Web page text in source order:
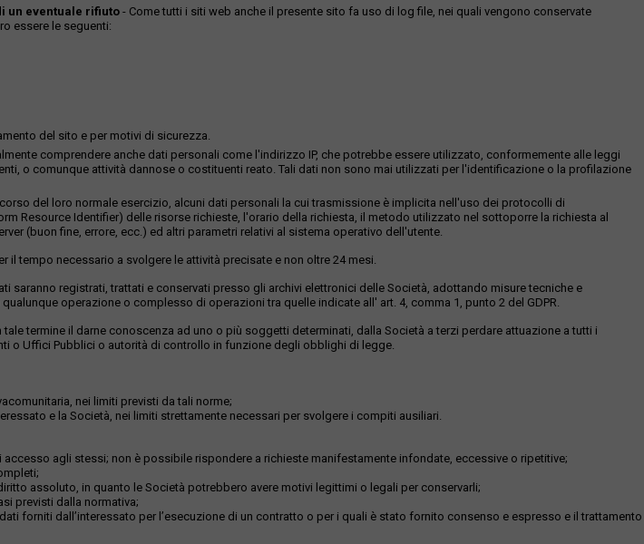
un eventuale rifiuto - Come tutti i siti web anche il presente sito fa uso di log file, nei quali vengono conservate
essere le seguenti:
del sito e per motivi di sicurezza.
comprendere anche dati personali come l'indirizzo IP, che potrebbe essere utilizzato, conformemente alle leggi
o comunque attività dannose o costituenti reato. Tali dati non sono mai utilizzati per l'identificazione o la profilazione
del loro normale esercizio, alcuni dati personali la cui trasmissione è implicita nell'uso dei protocolli di
Resource Identifier) delle risorse richieste, l'orario della richiesta, il metodo utilizzato nel sottoporre la richiesta al
(buon fine, errore, ecc.) ed altri parametri relativi al sistema operativo dell'utente.
tempo necessario a svolgere le attività precisate e non oltre 24 mesi.
saranno registrati, trattati e conservati presso gli archivi elettronici delle Società, adottando misure tecniche e
operazione o complesso di operazioni tra quelle indicate all' art. 4, comma 1, punto 2 del GDPR.
termine il darne conoscenza ad uno o più soggetti determinati, dalla Società a terzi perdare attuazione a tutti i
o Uffici Pubblici o autorità di controllo in funzione degli obblighi di legge.
nei limiti previsti da tali norme;
e la Società, nei limiti strettamente necessari per svolgere i compiti ausiliari.
agli stessi; non è possibile rispondere a richieste manifestamente infondate, eccessive o ripetitive;
assoluto, in quanto le Società potrebbero avere motivi legittimi o legali per conservarli;
previsti dalla normativa;
forniti dall’interessato per l’esecuzione di un contratto o per i quali è stato fornito consenso e espresso e il trattamento